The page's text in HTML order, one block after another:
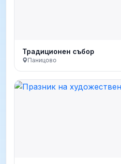
Традиционен събор
Паницово